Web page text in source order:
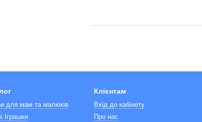
для мам та малюків
Іграшки
Клієнтам
Вхід до кабінету
Про нас